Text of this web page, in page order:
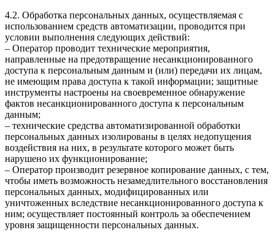
4.2. Обработка персональных данных, осуществляемая с
использованием средств автоматизации, проводится при
условии выполнения следующих действий:
– Оператор проводит технические мероприятия,
направленные на предотвращение несанкционированного
доступа к персональным данным и (или) передачи их лицам,
не имеющим права доступа к такой информации; защитные
инструменты настроены на своевременное обнаружение
фактов несанкционированного доступа к персональным
данным;
– технические средства автоматизированной обработки
персональных данных изолированы в целях недопущения
воздействия на них, в результате которого может быть
нарушено их функционирование;
– Оператор производит резервное копирование данных, с тем,
чтобы иметь возможность незамедлительного восстановления
персональных данных, модифицированных или
уничтоженных вследствие несанкционированного доступа к
ним; осуществляет постоянный контроль за обеспечением
уровня защищенности персональных данных.